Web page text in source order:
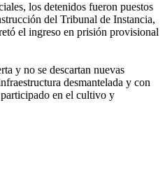
los detenidos fueron puestos
del Tribunal de Instancia,
el ingreso en prisión provisional
y no se descartan nuevas
desmantelada y con
en el cultivo y